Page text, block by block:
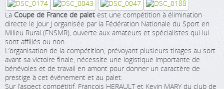
La Coupe de France de paletest une compétition à élimination
directe le Jour J organisée par la Fédération Nationale du Sport en
Milieu Rural (FNSMR), ouverte aux amateurs et spécialistes qui lui
sont affiliés ou non.
L’organisation de la compétition, prévoyant plusieurs tirages au sort
avant sa victoire finale, nécessite une logistique importante de
bénévoles et de travail en amont pour donner un caractère de
prestige à cet événement et au palet.
Sur l’aspect compétitif, François HERAULT et Kevin MARY du club de